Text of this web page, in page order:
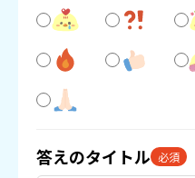
答えのタイトル 必須